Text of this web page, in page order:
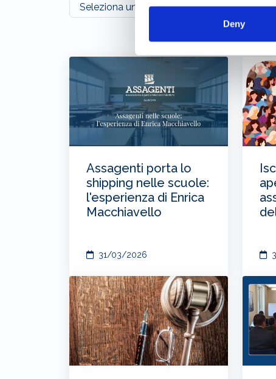
Deny
Assagenti porta lo
shipping nelle scuole:
l'esperienza di Enrica
Macchiavello
31/03/2026